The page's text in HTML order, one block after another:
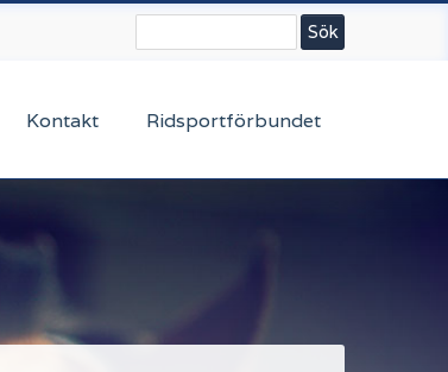
Kontakt Ridsportförbundet